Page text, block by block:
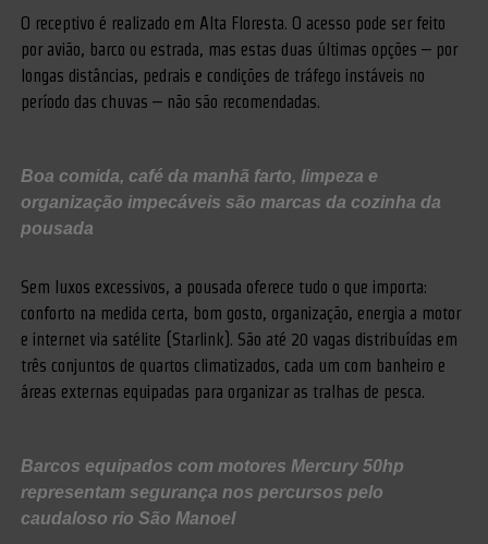
O receptivo é realizado em Alta Floresta. O acesso pode ser feito
por avião, barco ou estrada, mas estas duas últimas opções – por
longas distâncias, pedrais e condições de tráfego instáveis no
período das chuvas – não são recomendadas.
Boa comida, café da manhã farto, limpeza e
organização impecáveis são marcas da cozinha da
pousada
Sem luxos excessivos, a pousada oferece tudo o que importa:
conforto na medida certa, bom gosto, organização, energia a motor
e internet via satélite (Starlink). São até 20 vagas distribuídas em
três conjuntos de quartos climatizados, cada um com banheiro e
áreas externas equipadas para organizar as tralhas de pesca.
Barcos equipados com motores Mercury 50hp
representam segurança nos percursos pelo
caudaloso rio São Manoel